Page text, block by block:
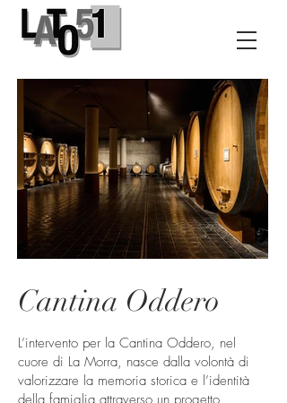
Cantina Oddero
L’intervento per la Cantina Oddero, nel
cuore di La Morra, nasce dalla volontà di
valorizzare la memoria storica e l’identità
della famiglia attraverso un progetto